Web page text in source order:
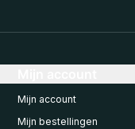
Mijn account
Mijn bestellingen